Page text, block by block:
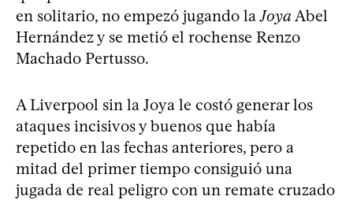
en solitario, no empezó jugando laJoya Abel
Hernández y se metió el rochense Renzo
Machado Pertusso.
A Liverpool sin la Joya le costó generar los
ataques incisivos y buenos que había
repetido en las fechas anteriores, pero a
mitad del primer tiempo consiguió una
jugada de real peligro con un remate cruzado